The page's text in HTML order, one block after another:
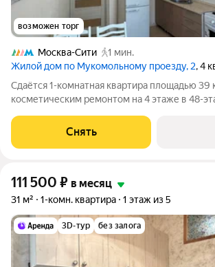
возможен торг
Москва-Сити
1 мин.
Жилой дом по Мукомольному проезду, 2, 4
Сдаётся 1-комнатная квартира площадью 39
косметическим ремонтом на 4 этаже в 48-
выходят во двор. Есть
Снять
111 500 ₽ в месяц
31 м² 1-комн. квартира 1 этаж из 5
3D-тур без залога